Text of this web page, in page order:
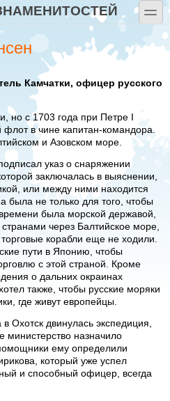
toggle
Камчатки, офицер русского
но с 1703 года при Петре I
флот в чине капитан-командора.
и Азовском море.
указ о снаряжении
заключалась в выяснении,
или между ними находится
была не только для того, чтобы
была морской державой,
через Балтийское море,
корабли еще не ходили.
пути в Японию, чтобы
с этой страной. Кроме
о дальних окраинах
также, чтобы русские моряки
где живут европейцы.
Охотск двинулась экспедиция,
министерство назначило
ему определили
который уже успел
и способный офицер, всегда